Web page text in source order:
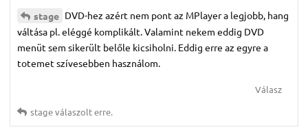
stage DVD-hez azért nem pont az MPlayer a legjobb, hang
váltása pl. eléggé komplikált. Valamint nekem eddig DVD
menüt sem sikerült belőle kicsiholni. Eddig erre az egyre a
totemet szívesebben használom.
Válasz
stageválaszolt erre.